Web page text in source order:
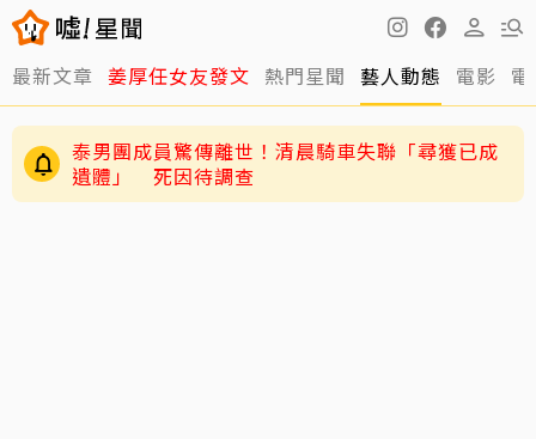
最新文章 姜厚任女友發文 熱門星聞 藝人動態 電影
泰男團成員驚傳離世！清晨騎車失聯「尋獲已成
遺體」 死因待調查